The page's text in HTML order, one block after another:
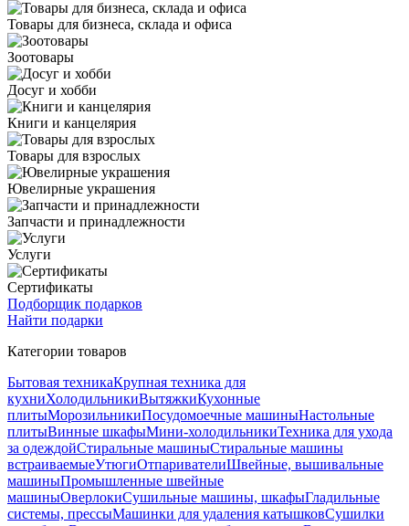
Товары для бизнеса, склада и офиса
Зоотовары
Досуг и хобби
Книги и канцелярия
Товары для взрослых
Ювелирные украшения
Запчасти и принадлежности
Услуги
Сертификаты
Подборщик подарков
Найти подарки
Категории товаров
Бытовая техникаКрупная техника для
кухниХолодильникиВытяжкиКухонные
плитыМорозильникиПосудомоечные машиныНастольные
плитыВинные шкафыМини-холодильникиТехника для ухода
за одеждойСтиральные машиныСтиральные машины
встраиваемыеУтюгиОтпаривателиШвейные, вышивальные
машиныПромышленные швейные
машиныОверлокиСушильные машины, шкафыГладильные
системы, прессыМашинки для удаления катышковСушилки